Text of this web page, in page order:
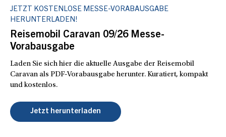
JETZT KOSTENLOSE MESSE-VORABAUSGABE
HERUNTERLADEN!
Reisemobil Caravan 09/26 Messe-
Vorabausgabe
Laden Sie sich hier die aktuelle Ausgabe der Reisemobil
Caravan als PDF-Vorabausgabe herunter. Kuratiert, kompakt
und kostenlos.
Jetzt herunterladen